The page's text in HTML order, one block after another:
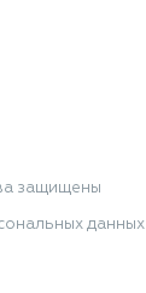
защищены
данных